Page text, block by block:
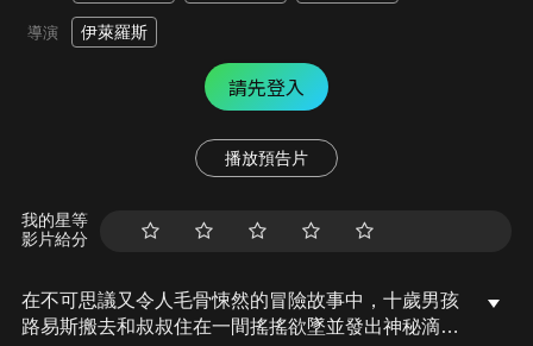
導演 伊萊羅斯
請先登入
播放預告片
我的星等
影片給分
在不可思議又令人毛骨悚然的冒險故事中，十歲男孩
路易斯搬去和叔叔住在一間搖搖欲墜並發出神秘滴答